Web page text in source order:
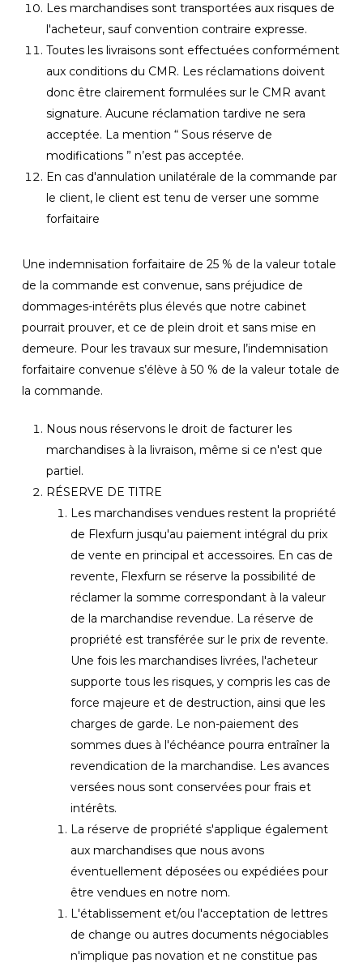
Les marchandises sont transportées aux risques de
l'acheteur, sauf convention contraire expresse.
Toutes les livraisons sont effectuées conformément
aux conditions du CMR. Les réclamations doivent
donc être clairement formulées sur le CMR avant
signature. Aucune réclamation tardive ne sera
acceptée. La mention “ Sous réserve de
modifications ” n’est pas acceptée.
En cas d'annulation unilatérale de la commande par
le client, le client est tenu de verser une somme
forfaitaire
Une indemnisation forfaitaire de 25 % de la valeur totale
de la commande est convenue, sans préjudice de
dommages-intérêts plus élevés que notre cabinet
pourrait prouver, et ce de plein droit et sans mise en
demeure. Pour les travaux sur mesure, l’indemnisation
forfaitaire convenue s’élève à 50 % de la valeur totale de
la commande.
Nous nous réservons le droit de facturer les
marchandises à la livraison, même si ce n'est que
partiel.
RÉSERVE DE TITRE
Les marchandises vendues restent la propriété
de Flexfurn jusqu'au paiement intégral du prix
de vente en principal et accessoires. En cas de
revente, Flexfurn se réserve la possibilité de
réclamer la somme correspondant à la valeur
de la marchandise revendue. La réserve de
propriété est transférée sur le prix de revente.
Une fois les marchandises livrées, l'acheteur
supporte tous les risques, y compris les cas de
force majeure et de destruction, ainsi que les
charges de garde. Le non-paiement des
sommes dues à l'échéance pourra entraîner la
revendication de la marchandise. Les avances
versées nous sont conservées pour frais et
intérêts.
La réserve de propriété s'applique également
aux marchandises que nous avons
éventuellement déposées ou expédiées pour
être vendues en notre nom.
L'établissement et/ou l'acceptation de lettres
de change ou autres documents négociables
n'implique pas novation et ne constitue pas